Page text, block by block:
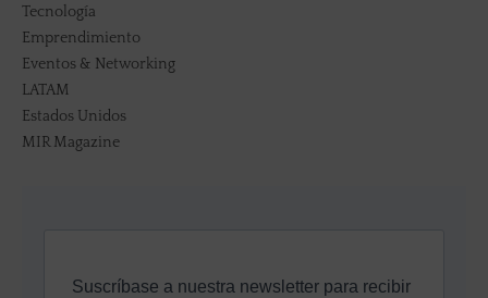
Tecnología
Emprendimiento
Eventos & Networking
LATAM
Estados Unidos
MIR Magazine